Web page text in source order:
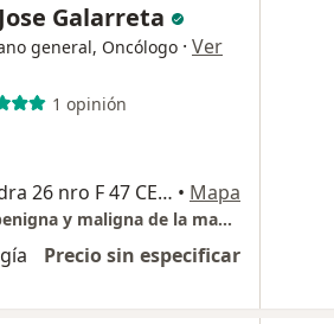
Galarreta
general, Oncólogo · Ver
1 opinión
Av angamos este cuadra 26 nro F 47 CENTRO MÉDICO ONCOLOGICO JUAN XXIII, San Borja • Mapa
Consulta en patología benigna y maligna de la mama, piel y tumores de partes blandas
Precio sin especificar